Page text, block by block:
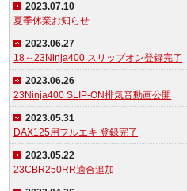
2023.07.10
夏季休業お知らせ
2023.06.27
18～23Ninja400 スリップオン登録完了
2023.06.26
23Ninja400 SLIP-ON排気音動画公開
2023.05.31
DAX125用フルエキ 登録完了
2023.05.22
23CBR250RR適合追加